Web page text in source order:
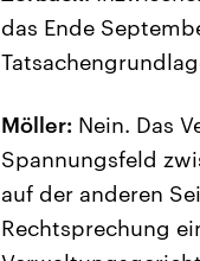
das Ende
Möller: Nein. Das
Spannungsfeld
auf der anderen
Rechtsprechung